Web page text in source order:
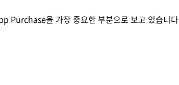
을 가장 중요한 부분으로 보고 있습니다.